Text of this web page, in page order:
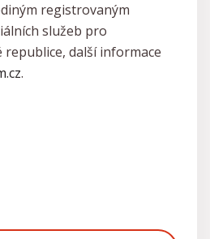
registrovaným
služeb pro
republice, další informace
.